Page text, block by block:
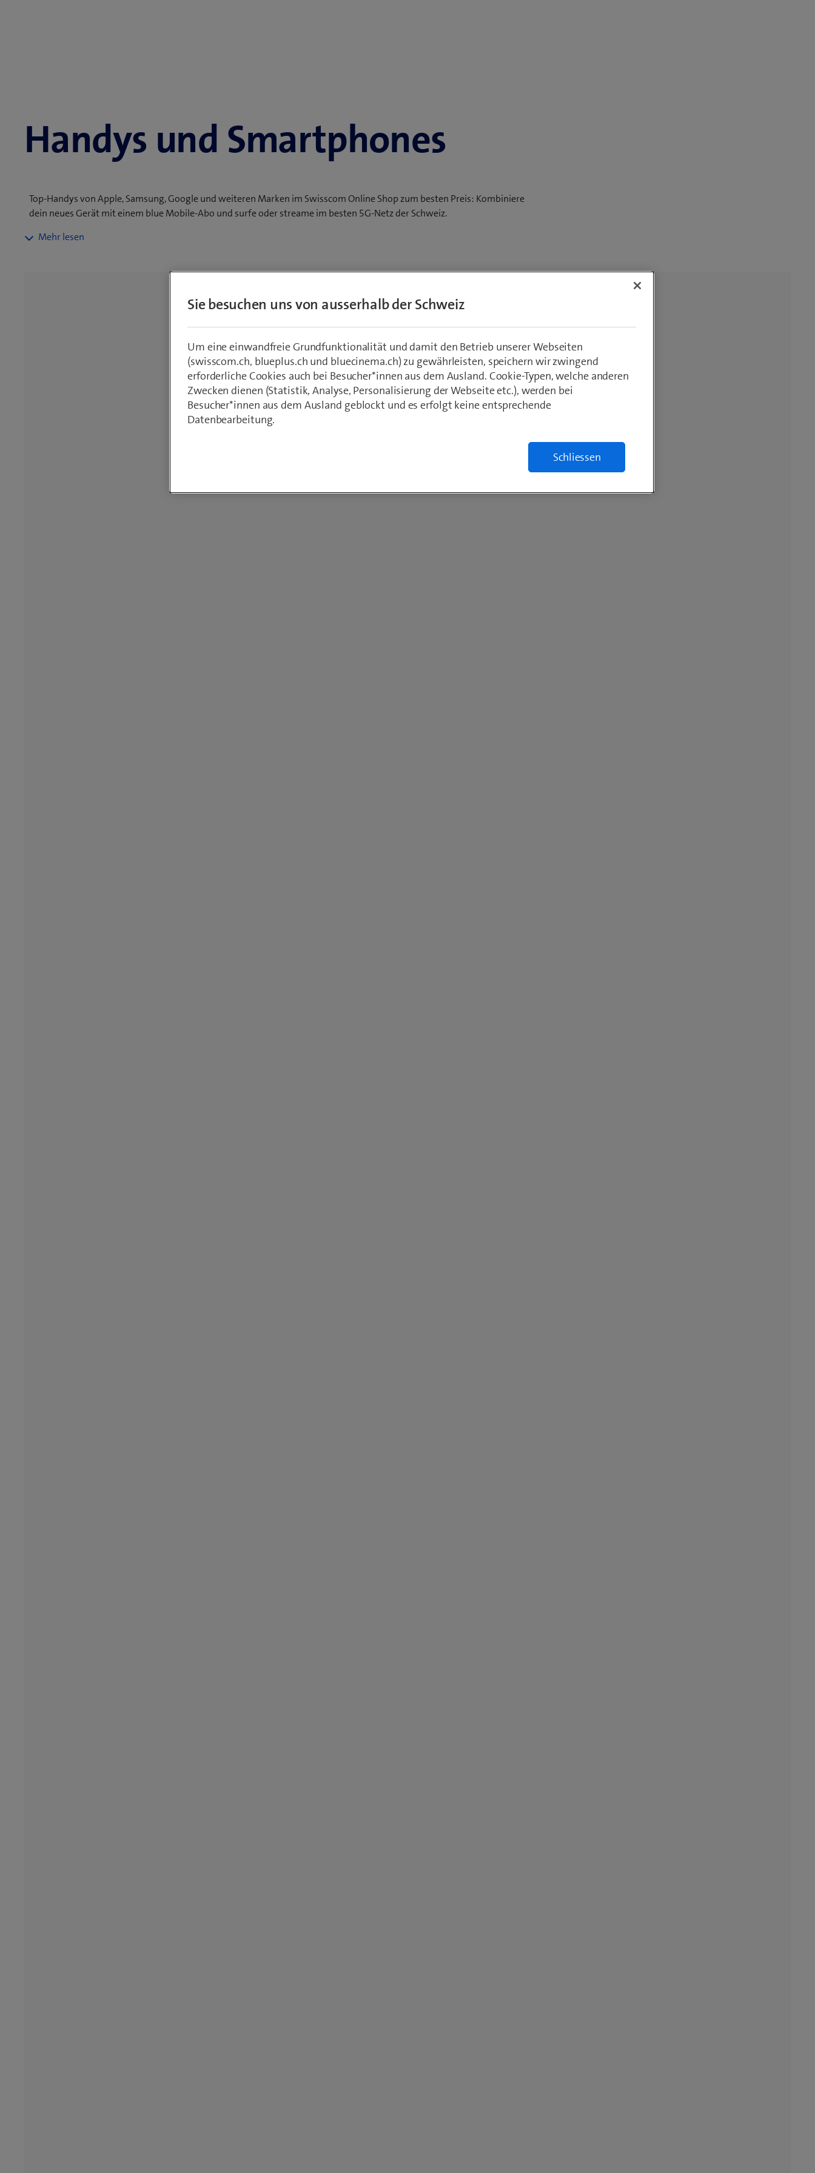
Handys und Smartphones
Top-Handys von Apple, Samsung, Google und weiteren Marken im Swisscom Online Shop zum besten Preis: Kombiniere
dein neues Gerät mit einem blue Mobile-Abo und surfe oder streame im besten 5G-Netz der Schweiz.
Mit deinem neuen Smartphone bist du unterwegs immer bestens verbunden – ob du Streaming liebst, mit Freunden
Bestellwert von CHF 50.–, 14 Tage Rückgaberecht und 2 Jahre Garantie geben dir zusätzlich Sicherheit und Komfort.
Sie besuchen uns von ausserhalb der Schweiz
Um eine einwandfreie Grundfunktionalität und damit den Betrieb unserer Webseiten
(swisscom.ch, blueplus.ch und bluecinema.ch) zu gewährleisten, speichern wir zwingend
erforderliche Cookies auch bei Besucher*innen aus dem Ausland. Cookie-Typen, welche anderen
Zwecken dienen (Statistik, Analyse, Personalisierung der Webseite etc.), werden bei
Besucher*innen aus dem Ausland geblockt und es erfolgt keine entsprechende
Datenbearbeitung.
Schliessen